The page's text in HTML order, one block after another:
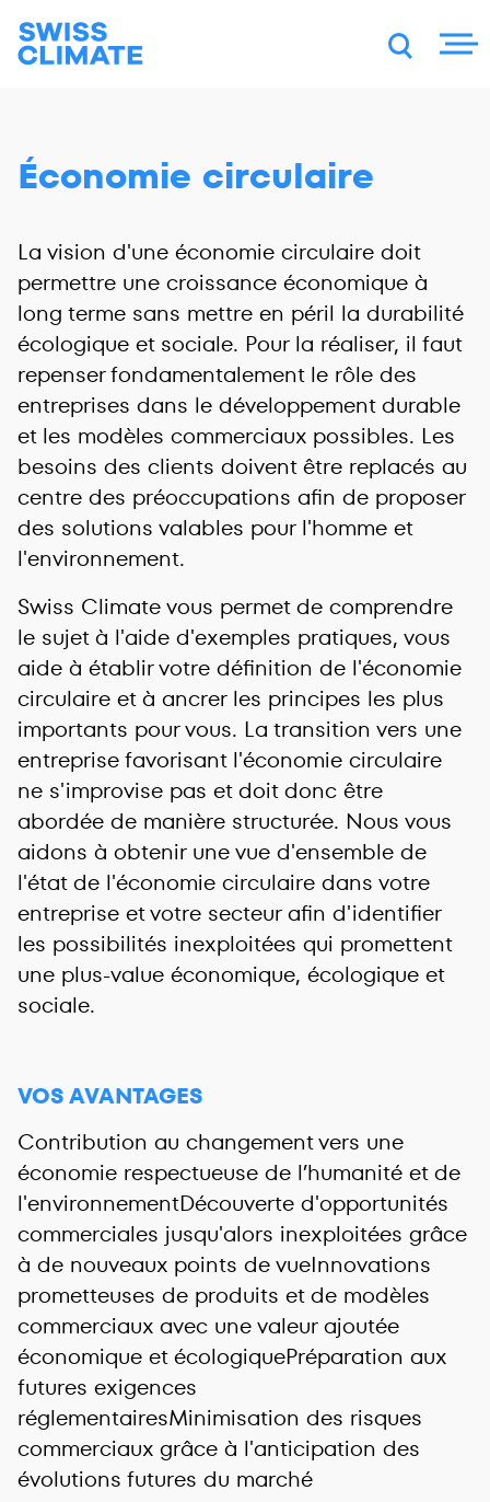
DE FR EN
Économie circulaire
La vision d'une économie circulaire doit
permettre une croissance économique à
long terme sans mettre en péril la durabilité
écologique et sociale. Pour la réaliser, il faut
repenser fondamentalement le rôle des
entreprises dans le développement durable
et les modèles commerciaux possibles. Les
besoins des clients doivent être replacés au
centre des préoccupations afin de proposer
des solutions valables pour l'homme et
l'environnement.
Swiss Climate vous permet de comprendre
le sujet à l'aide d'exemples pratiques, vous
aide à établir votre définition de l'économie
circulaire et à ancrer les principes les plus
importants pour vous. La transition vers une
entreprise favorisant l'économie circulaire
ne s'improvise pas et doit donc être
abordée de manière structurée. Nous vous
aidons à obtenir une vue d'ensemble de
l'état de l'économie circulaire dans votre
entreprise et votre secteur afin d'identifier
les possibilités inexploitées qui promettent
une plus-value économique, écologique et
sociale.
VOS AVANTAGES
Contribution au changement vers une
économie respectueuse de l’humanité et de
l'environnementDécouverte d'opportunités
commerciales jusqu'alors inexploitées grâce
à de nouveaux points de vueInnovations
prometteuses de produits et de modèles
commerciaux avec une valeur ajoutée
économique et écologiquePréparation aux
futures exigences
réglementairesMinimisation des risques
commerciaux grâce à l'anticipation des
évolutions futures du marché